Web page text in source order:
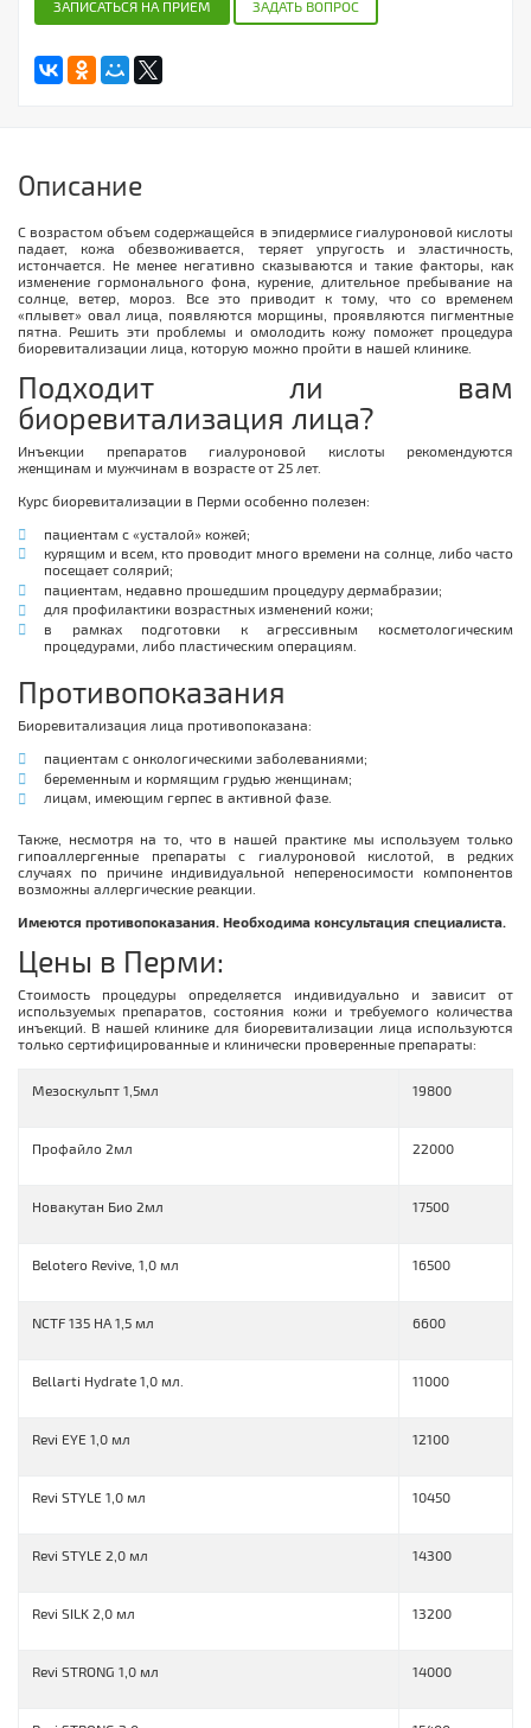
ЗАПИСАТЬСЯ НА ПРИЕМ ЗАДАТЬ ВОПРОС
Описание
С возрастом объем содержащейся в эпидермисе гиалуроновой кислоты
падает, кожа обезвоживается, теряет упругость и эластичность,
истончается. Не менее негативно сказываются и такие факторы, как
изменение гормонального фона, курение, длительное пребывание на
солнце, ветер, мороз. Все это приводит к тому, что со временем
«плывет» овал лица, появляются морщины, проявляются пигментные
пятна. Решить эти проблемы и омолодить кожу поможет процедура
биоревитализации лица, которую можно пройти в нашей клинике.
Подходит ли вам
биоревитализация лица?
Инъекции препаратов гиалуроновой кислоты рекомендуются
женщинам и мужчинам в возрасте от 25 лет.
Курс биоревитализации в Перми особенно полезен:
пациентам с «усталой» кожей;
курящим и всем, кто проводит много времени на солнце, либо часто
посещает солярий;
пациентам, недавно прошедшим процедуру дермабразии;
для профилактики возрастных изменений кожи;
в рамках подготовки к агрессивным косметологическим
процедурами, либо пластическим операциям.
Противопоказания
Биоревитализация лица противопоказана:
пациентам с онкологическими заболеваниями;
беременным и кормящим грудью женщинам;
лицам, имеющим герпес в активной фазе.
Также, несмотря на то, что в нашей практике мы используем только
гипоаллергенные препараты с гиалуроновой кислотой, в редких
случаях по причине индивидуальной непереносимости компонентов
возможны аллергические реакции.
Имеются противопоказания. Необходима консультация специалиста.
Цены в Перми:
Стоимость процедуры определяется индивидуально и зависит от
используемых препаратов, состояния кожи и требуемого количества
инъекций. В нашей клинике для биоревитализации лица используются
только сертифицированные и клинически проверенные препараты:
Мезоскульпт 1,5мл 19800
Профайло 2мл 22000
Новакутан Био 2мл 17500
Belotero Revive, 1,0 мл 16500
NCTF 135 HA 1,5 мл 6600
Bellarti Hydrate 1,0 мл. 11000
Revi EYE 1,0 мл 12100
Revi STYLE 1,0 мл 10450
Revi STYLE 2,0 мл 14300
Revi SILK 2,0 мл 13200
Revi STRONG 1,0 мл 14000